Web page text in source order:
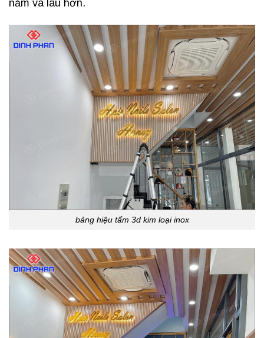
năm và lâu hơn.
bảng hiệu tấm 3d kim loại inox